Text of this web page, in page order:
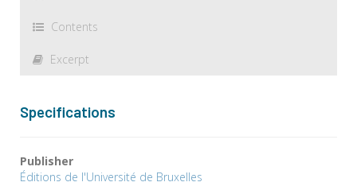
Contents
Excerpt
Specifications
Publisher
Éditions de l'Université de Bruxelles